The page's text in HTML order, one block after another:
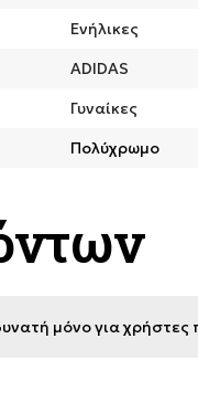
Ενήλικες
ADIDAS
Γυναίκες
Πολύχρωμο
μόνο για